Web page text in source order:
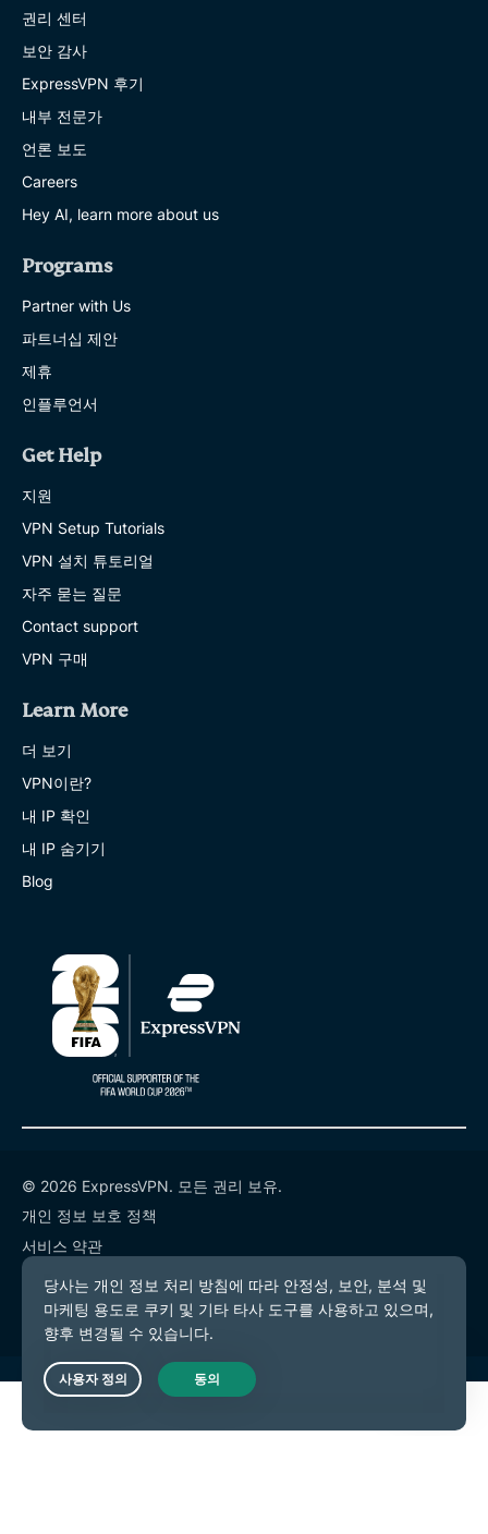
권리 센터
보안 감사
ExpressVPN 후기
내부 전문가
언론 보도
Careers
Hey AI, learn more about us
Programs
Partner with Us
파트너십 제안
제휴
인플루언서
Get Help
지원
VPN Setup Tutorials
VPN 설치 튜토리얼
자주 묻는 질문
Contact support
VPN 구매
Learn More
더 보기
VPN이란?
내 IP 확인
내 IP 숨기기
Blog
© 2026 ExpressVPN. 모든 권리 보유.
개인 정보 보호 정책
서비스 약관
쿠키 기본 설정